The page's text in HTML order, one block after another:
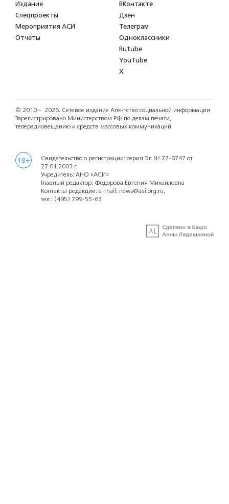
Издания
Спецпроекты
Мероприятия АСИ
Отчеты
ВКонтакте
Дзен
Телеграм
Одноклассники
Rutube
YouTube
X
© 2010 – 2026. Сетевое издание Агентство социальной информации
Зарегистрировано Министерством РФ по делам печати,
телерадиовещанию и средств массовых коммуникаций
18+
Свидетельство о регистрации: серия Эл № 77-6747 от
27.01.2003 г.
Учредитель: АНО «АСИ»
Главный редактор: Федорова Евгения Михайловна
Контакты редакции: e-mail: news@asi.org.ru,
тел.: (495) 799-55-63